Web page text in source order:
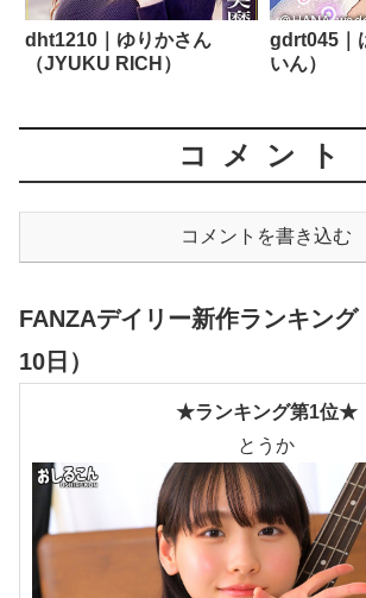
dht1210｜ゆりかさん
（JYUKU RICH）
gdrt045｜
いん）
コメント
コメントを書き込む
FANZAデイリー新作ランキング
10日）
★ランキング第1位★
とうか